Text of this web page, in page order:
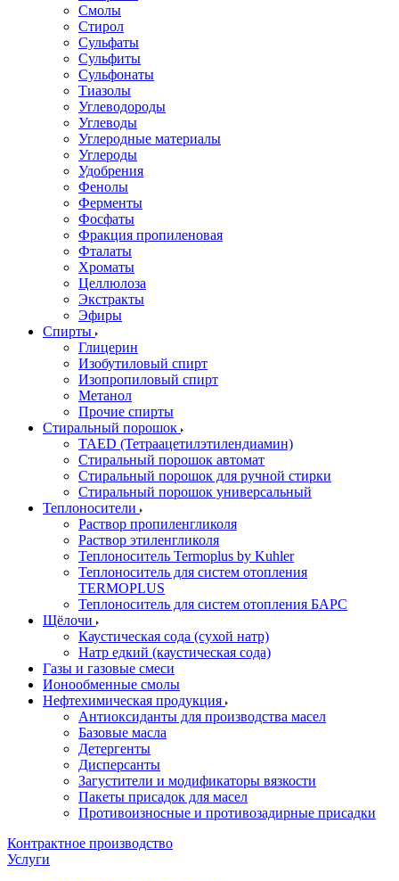
Смолы
Стирол
Сульфаты
Сульфиты
Сульфонаты
Тиазолы
Углеводороды
Углеводы
Углеродные материалы
Углероды
Удобрения
Фенолы
Ферменты
Фосфаты
Фракция пропиленовая
Фталаты
Хроматы
Целлюлоза
Экстракты
Эфиры
Спирты
Глицерин
Изобутиловый спирт
Изопропиловый спирт
Метанол
Прочие спирты
Стиральный порошок
TAED (Тетраацетилэтилендиамин)
Стиральный порошок автомат
Стиральный порошок для ручной стирки
Стиральный порошок универсальный
Теплоносители
Раствор пропиленгликоля
Раствор этиленгликоля
Теплоноситель Termoplus by Kuhler
Теплоноситель для систем отопления
TERMOPLUS
Теплоноситель для систем отопления БАРС
Щёлочи
Каустическая сода (сухой натр)
Натр едкий (каустическая сода)
Газы и газовые смеси
Ионообменные смолы
Нефтехимическая продукция
Антиоксиданты для производства масел
Базовые масла
Детергенты
Дисперсанты
Загустители и модификаторы вязкости
Пакеты присадок для масел
Противоизносные и противозадирные присадки
Контрактное производство
Услуги